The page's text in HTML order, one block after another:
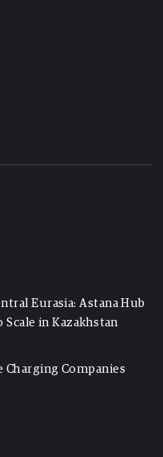
Eurasia: Astana Hub
in Kazakhstan
Charging Companies